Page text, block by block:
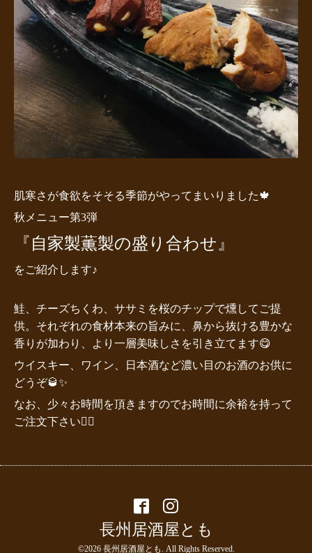
肌寒さが食欲をそそる季節がやってまいりました🍁
秋メニュー第3弾
『自家製薫製の盛り合わせ』
をご紹介します♪
鮭、チーズちくわ、ササミを桜のチップで燻してご提
供。それぞれの食材本来の旨みに、鼻から抜ける豊かな
香りが加わり、より一層美味しさを引き立てます😋
ウイスキー、ワイン、日本酒など濃い目のお酒のお供に
どうぞ🥃✨
なお、少々お時間を頂きますのでお時間に余裕を持って
ご注文下さい🙇‍♂️
長州居酒屋とも
©2026 長州居酒屋とも . All Rights Reserved.